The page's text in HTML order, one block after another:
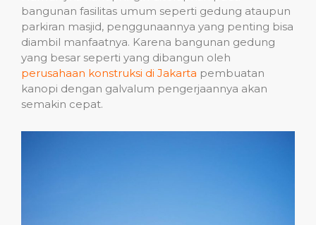
bangunan fasilitas umum seperti gedung ataupun
parkiran masjid, penggunaannya yang penting bisa
diambil manfaatnya. Karena bangunan gedung
yang besar seperti yang dibangun oleh
perusahaan konstruksi di Jakarta pembuatan
kanopi dengan galvalum pengerjaannya akan
semakin cepat.